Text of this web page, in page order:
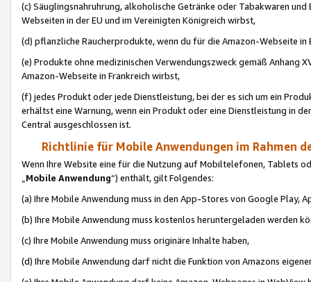
(c) Säuglingsnahruhrung, alkoholische Getränke oder Tabakwaren
Webseiten in der EU und im Vereinigten Königreich wirbst,
(d) pflanzliche Raucherprodukte, wenn du für die Amazon-Webseite in
(e) Produkte ohne medizinischen Verwendungszweck gemäß Anhang
Amazon-Webseite in Frankreich wirbst,
(f) jedes Produkt oder jede Dienstleistung, bei der es sich um ein
erhältst eine Warnung, wenn ein Produkt oder eine Dienstleistung in
Central ausgeschlossen ist.
Richtlinie für Mobile Anwendungen im Rahmen
Wenn Ihre Website eine für die Nutzung auf Mobiltelefonen, Tablets
„Mobile Anwendung“) enthält, gilt Folgendes:
(a) Ihre Mobile Anwendung muss in den App-Stores von Google Play,
(b) Ihre Mobile Anwendung muss kostenlos heruntergeladen werden
(c) Ihre Mobile Anwendung muss originäre Inhalte haben,
(d) Ihre Mobile Anwendung darf nicht die Funktion von Amazons